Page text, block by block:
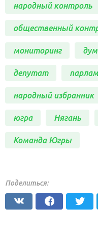
народный контроль
общественный
мониторинг
депутат
народный избранник
югра Нягань
Команда Югры
Поделиться: